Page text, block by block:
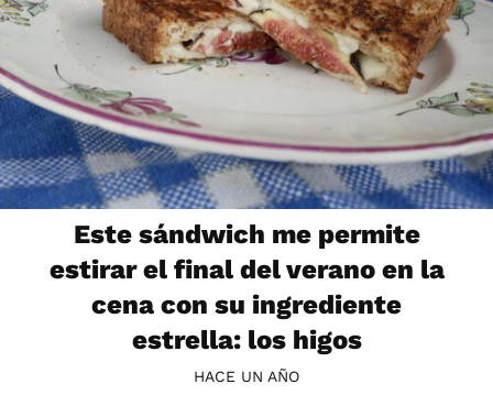
Este sándwich me permite
estirar el final del verano en la
cena con su ingrediente
estrella: los higos
HACE UN AÑO